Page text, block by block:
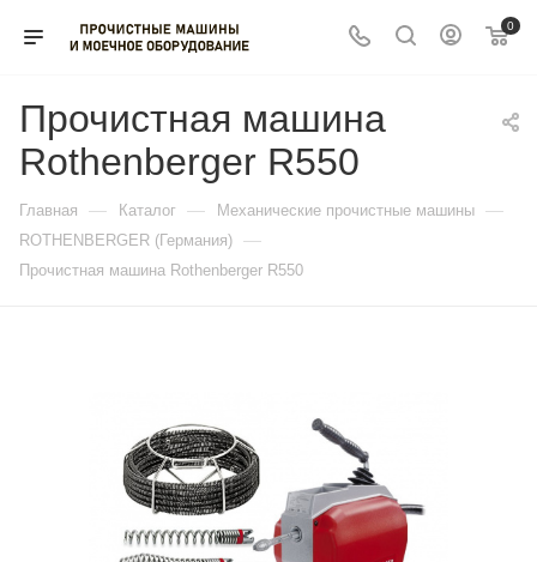
0
Прочистная машина
Rothenberger R550
Главная — Каталог — Механические прочистные машины —
ROTHENBERGER (Германия) —
Прочистная машина Rothenberger R550